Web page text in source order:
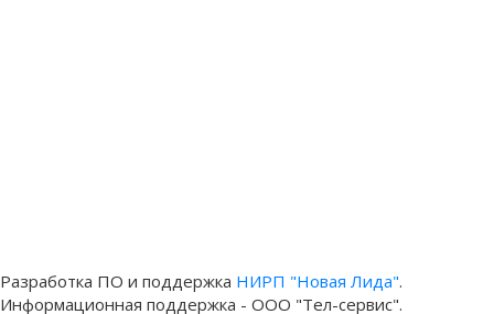
Разработка ПО и поддержка НИРП "Новая Лида".
Информационная поддержка - ООО "Тел-сервис".